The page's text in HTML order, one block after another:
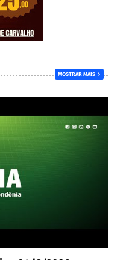
MOSTRAR MAIS